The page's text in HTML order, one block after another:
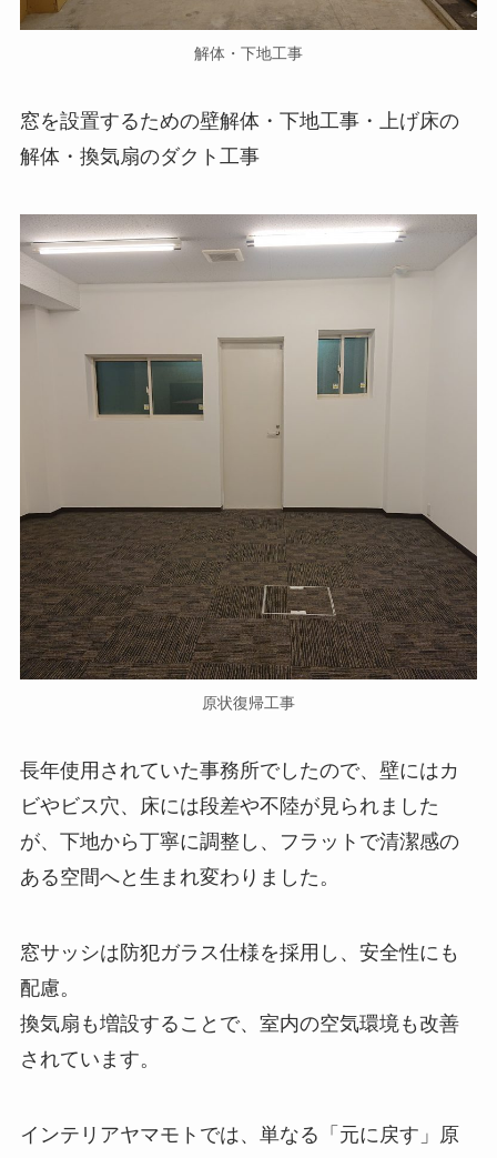
解体・下地工事
窓を設置するための壁解体・下地工事・上げ床の
解体・換気扇のダクト工事
原状復帰工事
長年使用されていた事務所でしたので、壁にはカ
ビやビス穴、床には段差や不陸が見られました
が、下地から丁寧に調整し、フラットで清潔感の
ある空間へと生まれ変わりました。
窓サッシは防犯ガラス仕様を採用し、安全性にも
配慮。
換気扇も増設することで、室内の空気環境も改善
されています。
インテリアヤマモトでは、単なる「元に戻す」原